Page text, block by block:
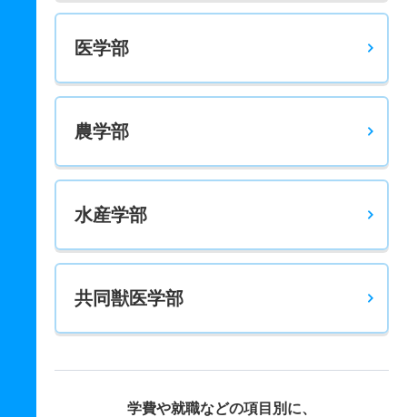
医学部
農学部
水産学部
共同獣医学部
学費や就職などの項目別に、